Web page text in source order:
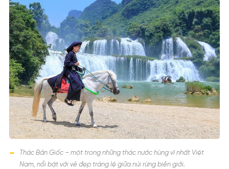
Thác Bản Giốc – một trong những thác nước hùng vĩ nhất Việt
Nam, nổi bật với vẻ đẹp tráng lệ giữa núi rừng biên giới.